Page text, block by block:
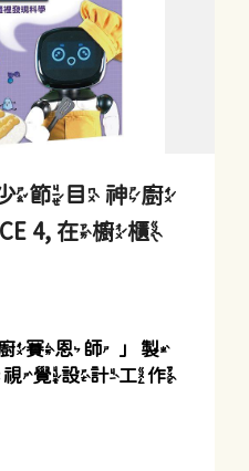
節目 神廚
4, 在櫥櫃
賽恩師」製
視覺設計工作